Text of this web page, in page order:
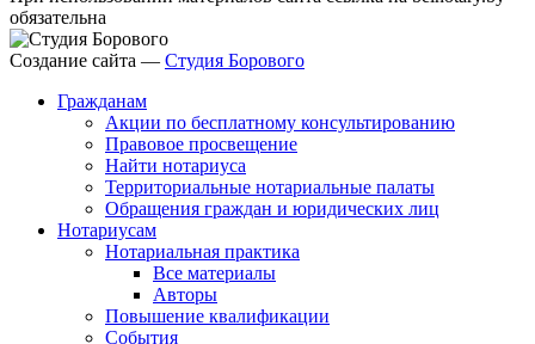
обязательна
Создание сайта — Студия Борового
Гражданам
Акции по бесплатному консультированию
Правовое просвещение
Найти нотариуса
Территориальные нотариальные палаты
Обращения граждан и юридических лиц
Нотариусам
Нотариальная практика
Все материалы
Авторы
Повышение квалификации
События